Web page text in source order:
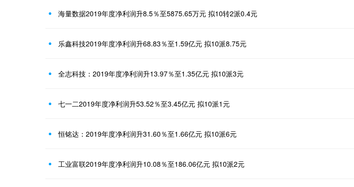
海量数据2019年度净利润升8.5％至5875.65万元 拟10转2派0.4元
乐鑫科技2019年度净利润升68.83％至1.59亿元 拟10派8.75元
全志科技：2019年度净利润升13.97％至1.35亿元 拟10派3元
七一二2019年度净利润升53.52％至3.45亿元 拟10派1元
恒铭达：2019年度净利润升31.60％至1.66亿元 拟10派6元
工业富联2019年度净利润升10.08％至186.06亿元 拟10派2元